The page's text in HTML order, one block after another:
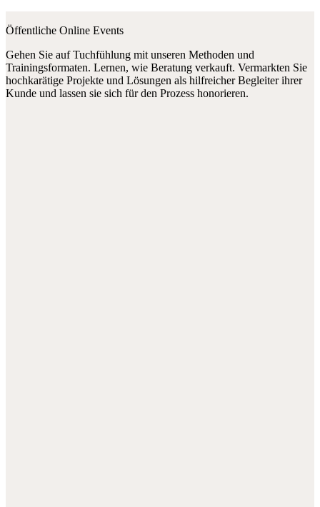
Öffentliche Online Events
Gehen Sie auf Tuchfühlung mit unseren Methoden und
Trainingsformaten. Lernen, wie Beratung verkauft. Vermarkten Sie
hochkarätige Projekte und Lösungen als hilfreicher Begleiter ihrer
Kunde und lassen sie sich für den Prozess honorieren.